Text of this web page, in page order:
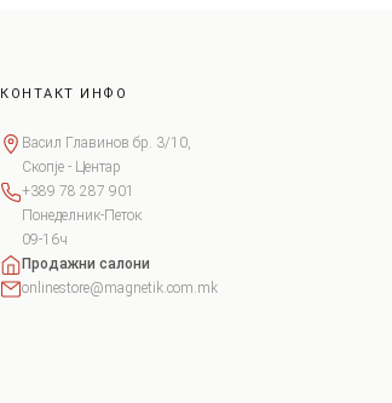
КОНТАКТ ИНФО
Васил Главинов бр. 3/10,
Скопје - Центар
+389 78 287 901
Понеделник-Петок
09-16ч
Продажни салони
onlinestore@magnetik.com.mk